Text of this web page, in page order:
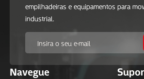
empilhadeiras e equipamentos para
industrial.
Navegue